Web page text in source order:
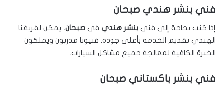
فني بنشر هندي صبحان
إذا كنت بحاجة إلى فني بنشر هندي في صبحان، يمكن لفريقنا
الهندي تقديم الخدمة بأعلى جودة. فنيونا مدربون ويملكون
الخبرة الكافية لمعالجة جميع مشاكل السيارات.
فني بنشر باكستاني صبحان